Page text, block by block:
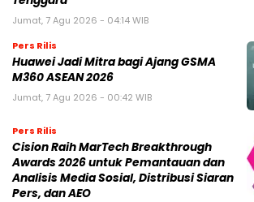
Jumat, 7 Agu 2026 - 04:14 WIB
Pers Rilis
Huawei Jadi Mitra bagi Ajang GSMA
M360 ASEAN 2026
Jumat, 7 Agu 2026 - 00:42 WIB
Pers Rilis
Cision Raih MarTech Breakthrough
Awards 2026 untuk Pemantauan dan
Analisis Media Sosial, Distribusi Siaran
Pers, dan AEO